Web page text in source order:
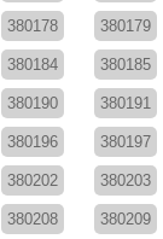
380178 380179
380184 380185
380190 380191
380196 380197
380202 380203
380208 380209